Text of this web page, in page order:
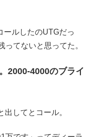
ールしたのUTGだっ
てないと思ってた。
2000-4000のブライ
してとコール。